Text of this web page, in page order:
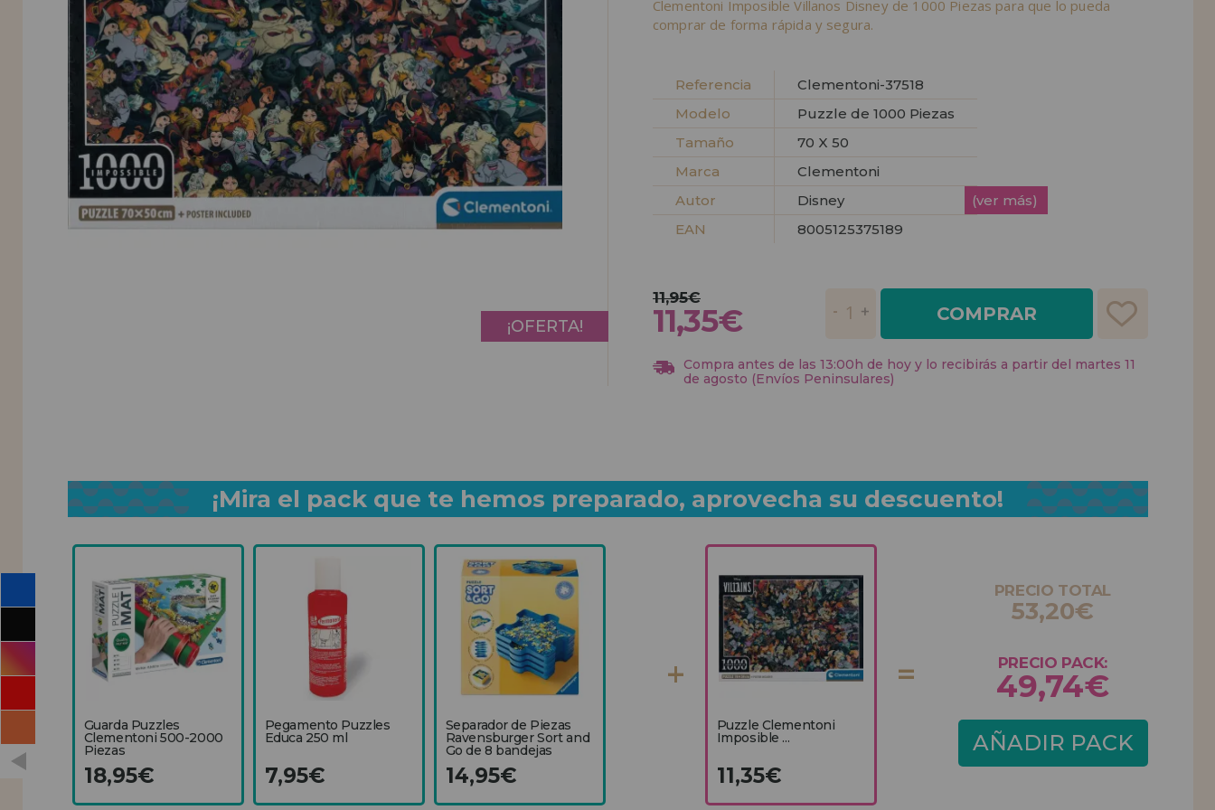
INFORMACIÓN
955 333 133
info@casadelpuzzle.com
Clementoni Imposible Villanos Disney de 1000 Piezas para que lo pueda
comprar de forma rápida y segura.
Referencia
Clementoni-37518
Modelo
Puzzle de 1000 Piezas
Tamaño
70 X 50
Marca
Clementoni
Autor
Disney
(ver más)
EAN
8005125375189
¡OFERTA!
11,95€
11,35€ COMPRAR
Compra antes de las 13:00h de hoy y lo recibirás a partir del martes 11
de agosto (Envíos Peninsulares)
¡Mira el pack que te hemos preparado, aprovecha su descuento!
Guarda Puzzles
Clementoni 500-2000
Piezas
18,95€
Pegamento Puzzles
Educa 250 ml
7,95€
Separador de Piezas
Ravensburger Sort and
Go de 8 bandejas
14,95€
Puzzle Clementoni
Imposible ...
11,35€
PRECIO TOTAL
53,20€
PRECIO PACK:
49,74€
AÑADIR PACK